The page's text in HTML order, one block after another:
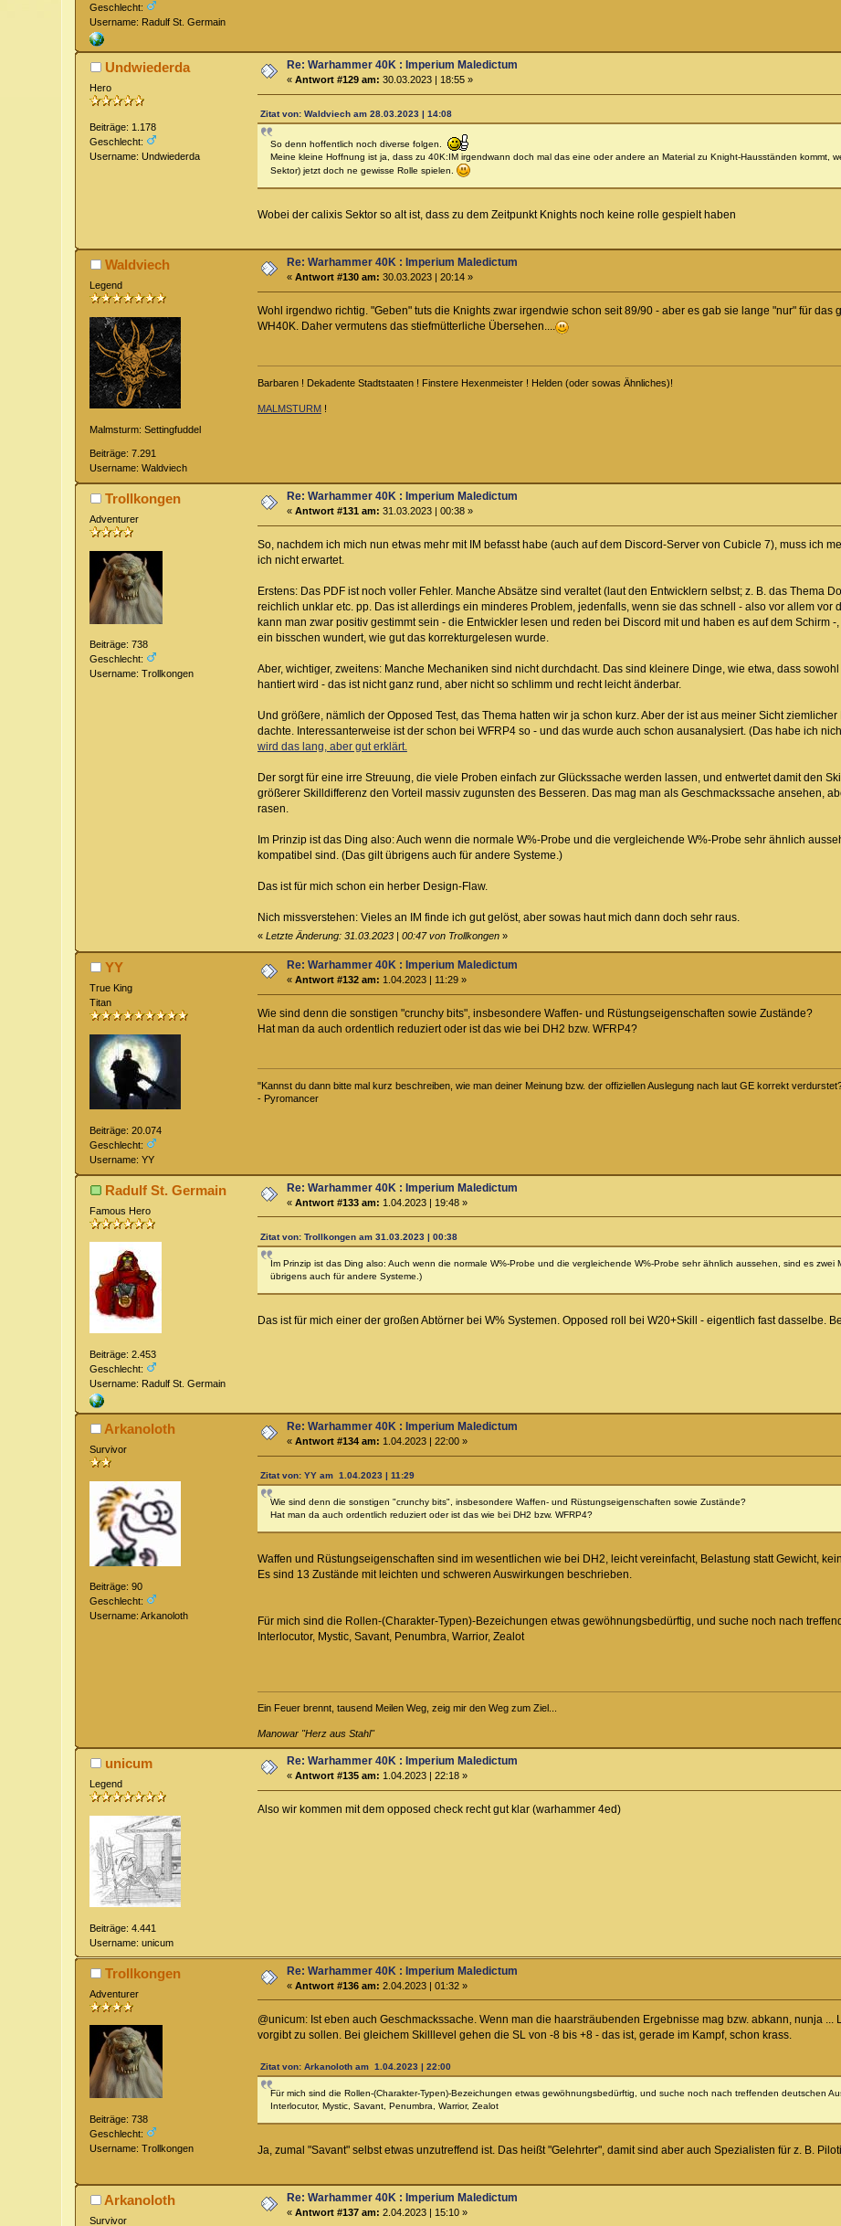
Geschlecht:
Username: Radulf St. Germain
Undwiederda
Hero
Beiträge: 1.178
Geschlecht:
Username: Undwiederda
Re: Warhammer 40K : Imperium Maledictum
«Antwort #129 am: 30.03.2023 | 18:55 »
Zitat von: Waldviech am 28.03.2023 | 14:08
So denn hoffentlich noch diverse folgen.
Meine kleine Hoffnung ist ja, dass zu 40K:IM irgendwann doch mal das eine oder andere an Material zu Knight-Hausständen kommt,
Sektor) jetzt doch ne gewisse Rolle spielen.
Wobei der calixis Sektor so alt ist, dass zu dem Zeitpunkt Knights noch keine rolle gespielt haben
Waldviech
Legend
Malmsturm: Settingfuddel
Beiträge: 7.291
Username: Waldviech
Re: Warhammer 40K : Imperium Maledictum
«Antwort #130 am: 30.03.2023 | 20:14 »
Wohl irgendwo richtig. "Geben" tuts die Knights zwar irgendwie schon seit 89/90 - aber es gab sie lange "nur" für das
WH40K. Daher vermutens das stiefmütterliche Übersehen....
Barbaren ! Dekadente Stadtstaaten ! Finstere Hexenmeister ! Helden (oder sowas Ähnliches)!
MALMSTURM!
Trollkongen
Adventurer
Beiträge: 738
Geschlecht:
Username: Trollkongen
Re: Warhammer 40K : Imperium Maledictum
«Antwort #131 am: 31.03.2023 | 00:38 »
So, nachdem ich mich nun etwas mehr mit IM befasst habe (auch auf dem Discord-Server von Cubicle 7), muss ich
ich nicht erwartet.
Erstens: Das PDF ist noch voller Fehler. Manche Absätze sind veraltet (laut den Entwicklern selbst; z. B. das Thema
reichlich unklar etc. pp. Das ist allerdings ein minderes Problem, jedenfalls, wenn sie das schnell - also vor allem vor
kann man zwar positiv gestimmt sein - die Entwickler lesen und reden bei Discord mit und haben es auf dem Schirm
ein bisschen wundert, wie gut das korrekturgelesen wurde.
Aber, wichtiger, zweitens: Manche Mechaniken sind nicht durchdacht. Das sind kleinere Dinge, wie etwa, dass
hantiert wird - das ist nicht ganz rund, aber nicht so schlimm und recht leicht änderbar.
Und größere, nämlich der Opposed Test, das Thema hatten wir ja schon kurz. Aber der ist aus meiner Sicht
dachte. Interessanterweise ist der schon bei WFRP4 so - und das wurde auch schon ausanalysiert. (Das habe ich
wird das lang, aber gut erklärt.
Der sorgt für eine irre Streuung, die viele Proben einfach zur Glückssache werden lassen, und entwertet damit den
größerer Skilldifferenz den Vorteil massiv zugunsten des Besseren. Das mag man als Geschmackssache ansehen,
rasen.
Im Prinzip ist das Ding also: Auch wenn die normale W%-Probe und die vergleichende W%-Probe sehr ähnlich
kompatibel sind. (Das gilt übrigens auch für andere Systeme.)
Das ist für mich schon ein herber Design-Flaw.
Nich missverstehen: Vieles an IM finde ich gut gelöst, aber sowas haut mich dann doch sehr raus.
« Letzte Änderung: 31.03.2023 | 00:47 von Trollkongen»
YY
True King
Titan
Beiträge: 20.074
Geschlecht:
Username: YY
Re: Warhammer 40K : Imperium Maledictum
«Antwort #132 am: 1.04.2023 | 11:29 »
Wie sind denn die sonstigen "crunchy bits", insbesondere Waffen- und Rüstungseigenschaften sowie Zustände?
Hat man da auch ordentlich reduziert oder ist das wie bei DH2 bzw. WFRP4?
"Kannst du dann bitte mal kurz beschreiben, wie man deiner Meinung bzw. der offiziellen Auslegung nach laut GE korrekt
- Pyromancer
Radulf St. Germain
Famous Hero
Beiträge: 2.453
Geschlecht:
Username: Radulf St. Germain
Re: Warhammer 40K : Imperium Maledictum
«Antwort #133 am: 1.04.2023 | 19:48 »
Zitat von: Trollkongen am 31.03.2023 | 00:38
Im Prinzip ist das Ding also: Auch wenn die normale W%-Probe und die vergleichende W%-Probe sehr ähnlich aussehen, sind es
übrigens auch für andere Systeme.)
Das ist für mich einer der großen Abtörner bei W% Systemen. Opposed roll bei W20+Skill - eigentlich fast dasselbe.
Arkanoloth
Survivor
Beiträge: 90
Geschlecht:
Username: Arkanoloth
Re: Warhammer 40K : Imperium Maledictum
«Antwort #134 am: 1.04.2023 | 22:00 »
Zitat von: YY am 1.04.2023 | 11:29
Wie sind denn die sonstigen "crunchy bits", insbesondere Waffen- und Rüstungseigenschaften sowie Zustände?
Hat man da auch ordentlich reduziert oder ist das wie bei DH2 bzw. WFRP4?
Waffen und Rüstungseigenschaften sind im wesentlichen wie bei DH2, leicht vereinfacht, Belastung statt Gewicht,
Es sind 13 Zustände mit leichten und schweren Auswirkungen beschrieben.
Für mich sind die Rollen-(Charakter-Typen)-Bezeichungen etwas gewöhnungsbedürftig, und suche noch nach
Interlocutor, Mystic, Savant, Penumbra, Warrior, Zealot
Ein Feuer brennt, tausend Meilen Weg, zeig mir den Weg zum Ziel...
Manowar "Herz aus Stahl"
unicum
Legend
Beiträge: 4.441
Username: unicum
Re: Warhammer 40K : Imperium Maledictum
«Antwort #135 am: 1.04.2023 | 22:18 »
Also wir kommen mit dem opposed check recht gut klar (warhammer 4ed)
Trollkongen
Adventurer
Beiträge: 738
Geschlecht:
Username: Trollkongen
Re: Warhammer 40K : Imperium Maledictum
«Antwort #136 am: 2.04.2023 | 01:32 »
@unicum: Ist eben auch Geschmackssache. Wenn man die haarsträubenden Ergebnisse mag bzw. abkann, nunja
vorgibt zu sollen. Bei gleichem Skilllevel gehen die SL von -8 bis +8 - das ist, gerade im Kampf, schon krass.
Zitat von: Arkanoloth am 1.04.2023 | 22:00
Für mich sind die Rollen-(Charakter-Typen)-Bezeichungen etwas gewöhnungsbedürftig, und suche noch nach treffenden deutschen
Interlocutor, Mystic, Savant, Penumbra, Warrior, Zealot
Ja, zumal "Savant" selbst etwas unzutreffend ist. Das heißt "Gelehrter", damit sind aber auch Spezialisten für z. B.
Arkanoloth
Survivor
Re: Warhammer 40K : Imperium Maledictum
«Antwort #137 am: 2.04.2023 | 15:10 »